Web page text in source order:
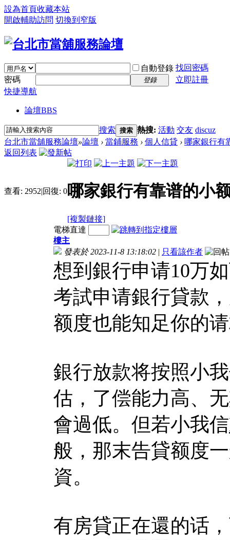
設為首頁收藏本站
開啟輔助訪問 切換到窄版
自動登錄 找回密碼
密碼
登錄
立即註冊
快捷導航
論壇BBS
搜索 搜索 熱搜: 活動 交友 discuz
台北市當舖服務論壇»論壇 › 當鋪服務 › 個人信貸 › 哪家銀行有
返回列表
查看: 2952|回復: 0哪家銀行有靠谱的小
[複製鏈接]
電梯直達
樓主
發表於 2023-11-8 13:18:02 | 只看該作者
想到銀行申请10万
考試申请銀行貸款
额度也能知足你的
銀行放款将按照小
估，了偿能力高、
會過低。但若小我信
般，那末告貸额度
資。
有房貸正在還的话